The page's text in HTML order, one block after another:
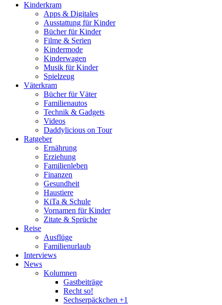
Kinderkram
Apps & Digitales
Ausstattung für Kinder
Bücher für Kinder
Filme & Serien
Kindermode
Kinderwagen
Musik für Kinder
Spielzeug
Väterkram
Bücher für Väter
Familienautos
Technik & Gadgets
Videos
Daddylicious on Tour
Ratgeber
Ernährung
Erziehung
Familienleben
Finanzen
Gesundheit
Haustiere
KiTa & Schule
Vornamen für Kinder
Zitate & Sprüche
Reise
Ausflüge
Familienurlaub
Interviews
News
Kolumnen
Gastbeiträge
Recht so!
Sechserpäckchen +1